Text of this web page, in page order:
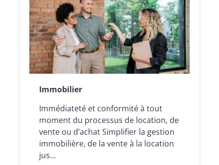
Immobilier
Immédiateté et conformité à tout
moment du processus de location, de
vente ou d’achat Simplifier la gestion
immobilière, de la vente à la location
jus…